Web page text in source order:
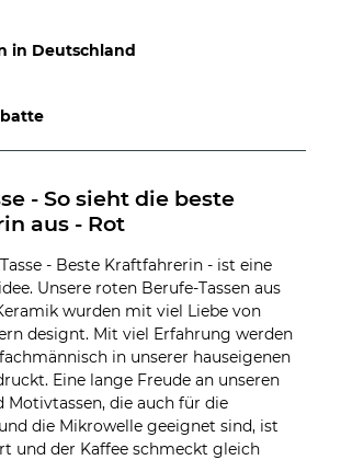
in Deutschland
- So sieht die beste
aus - Rot
- Beste Kraftfahrerin - ist eine
Unsere roten Berufe-Tassen aus
wurden mit viel Liebe von
designt. Mit viel Erfahrung werden
in unserer hauseigenen
Eine lange Freude an unseren
Motivtassen, die auch für die
die Mikrowelle geeignet sind, ist
und der Kaffee schmeckt gleich